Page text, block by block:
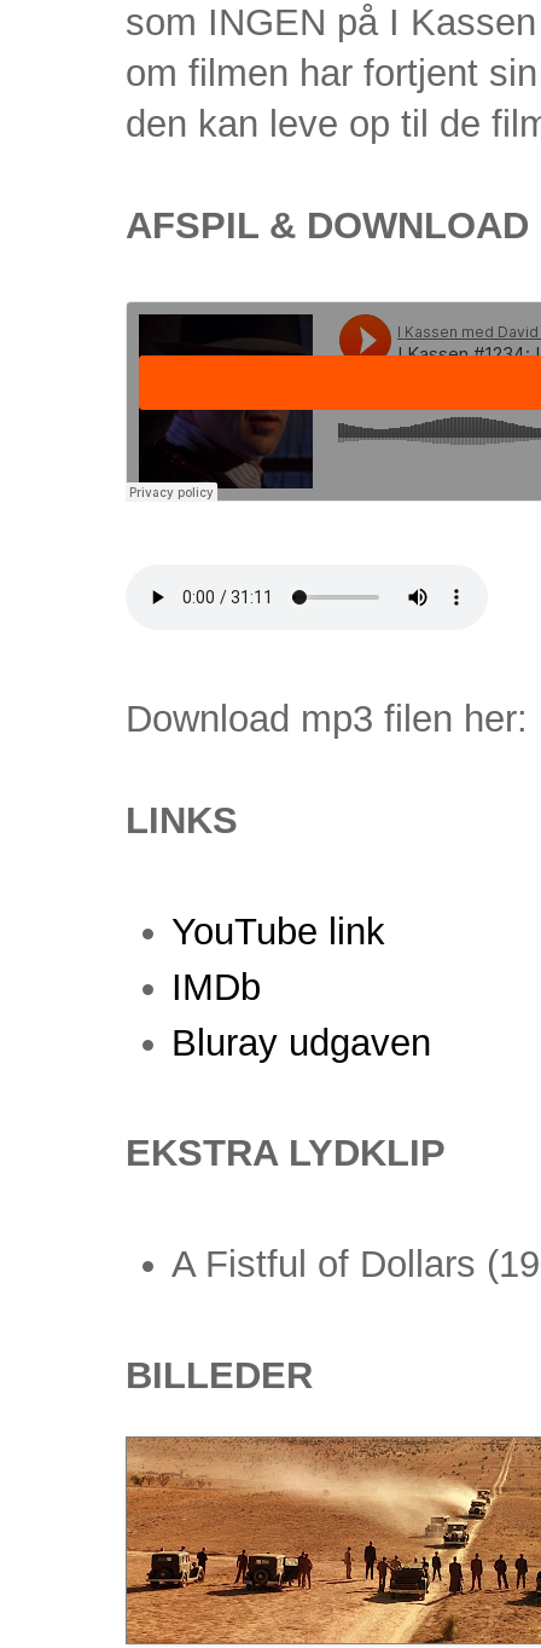
som INGEN på I
om filmen har fortjent
den kan leve op til de
AFSPIL & DOWNLOAD
Download mp3 filen her:
LINKS
YouTube link
IMDb
Bluray udgaven
EKSTRA LYDKLIP
A Fistful of Dollars
BILLEDER